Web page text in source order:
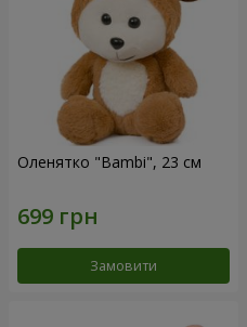
Оленятко "Bambi", 23 см
Замовити